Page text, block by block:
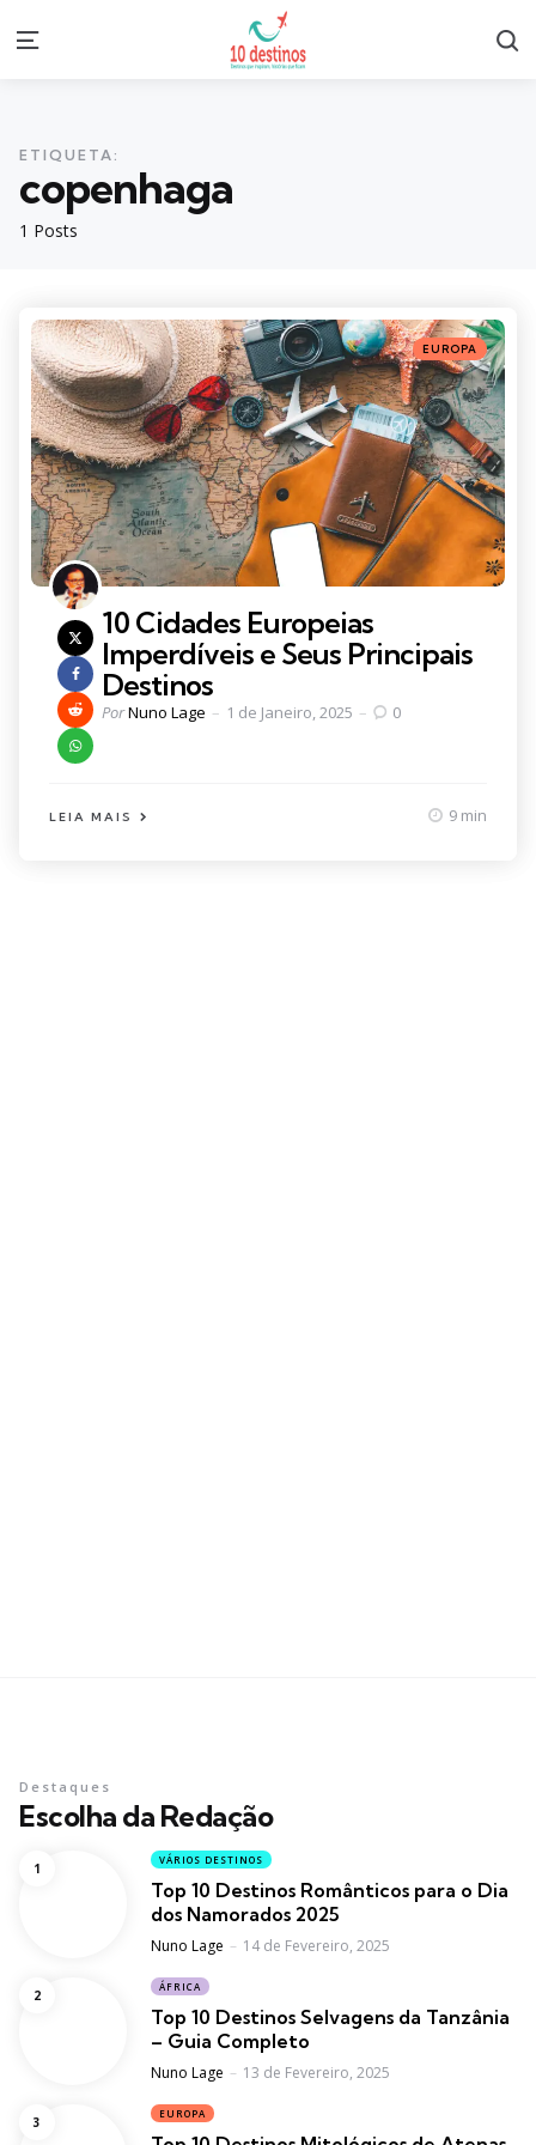
Menu
1 Posts
ETIQUETA:
copenhaga
Categories
Posted
in
EUROPA
10 Cidades Europeias
Imperdíveis e Seus Principais
Destinos
Posted
PorNuno Lage 1 de Janeiro, 2025 0
LEIA MAIS 9 min
Escolha da Redação
Destaques
VÁRIOS DESTINOS
Top 10 Destinos Românticos para o Dia
dos Namorados 2025
Posted
Nuno Lage 14 de Fevereiro, 2025
ÁFRICA
Top 10 Destinos Selvagens da Tanzânia
– Guia Completo
Posted
Nuno Lage 13 de Fevereiro, 2025
EUROPA